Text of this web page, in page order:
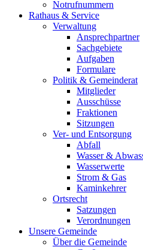
Notrufnummern
Rathaus & Service
Verwaltung
Ansprechpartner
Sachgebiete
Aufgaben
Formulare
Politik & Gemeinderat
Mitglieder
Ausschüsse
Fraktionen
Sitzungen
Ver- und Entsorgung
Abfall
Wasser &
Wasserwerte
Strom & Gas
Kaminkehrer
Ortsrecht
Satzungen
Verordnungen
Unsere Gemeinde
Über die Gemeinde